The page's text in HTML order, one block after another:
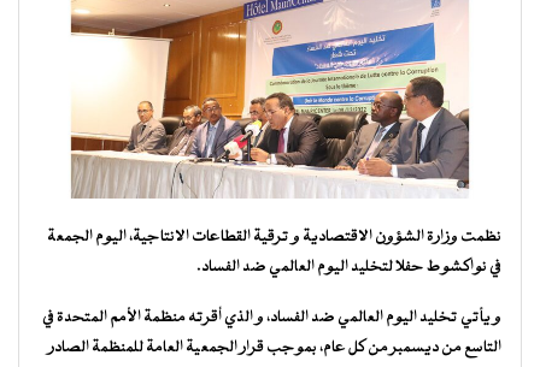
نظمت وزارة الشؤون الاقتصادية و ترقية القطاعات الانتاجية، اليوم الجمعة
في نواكشوط حفلا لتخليد اليوم العالمي ضد الفساد.
و يأتي تخليد اليوم العالمي ضد الفساد، و الذي أقرته منظمة الأمم المتحدة في
التاسع من ديسمبر من كل عام، بموجب قرار الجمعية العامة للمنظمة الصادر